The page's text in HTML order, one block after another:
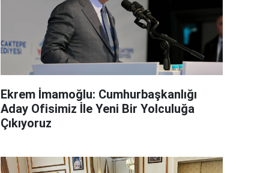
Ekrem İmamoğlu: Cumhurbaşkanlığı
Aday Ofisimiz İle Yeni Bir Yolculuğa
Çıkıyoruz